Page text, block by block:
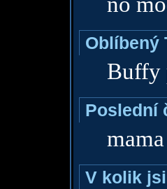
Oblíbený
Buffy
Poslední
mama
V kolik